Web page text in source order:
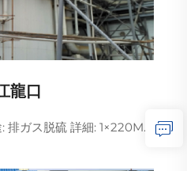
龍口
所在地: 中国山東省、用途: 排ガス脱硫 詳細: 1×220MW 排ガス脱硫